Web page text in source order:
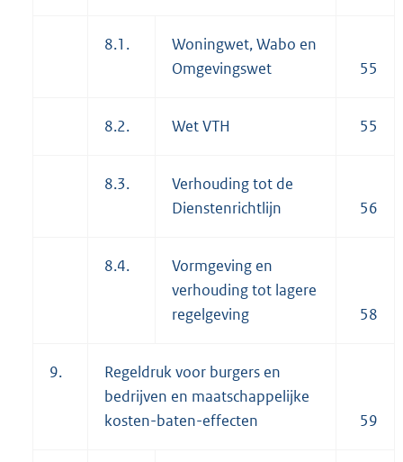
8.1.
Woningwet, Wabo en
Omgevingswet
55
8.2. Wet VTH 55
8.3.
Verhouding tot de
Dienstenrichtlijn
56
8.4.
Vormgeving en
verhouding tot lagere
regelgeving
58
9.
Regeldruk voor burgers en
bedrijven en maatschappelijke
kosten-baten-effecten
59